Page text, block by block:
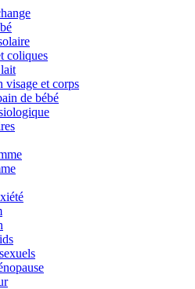
coliques
visage et corps
de bébé